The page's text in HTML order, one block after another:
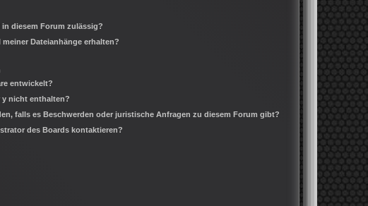
diesem Forum zulässig?
Dateianhänge erhalten?
entwickelt?
y nicht enthalten?
falls es Beschwerden oder juristische Anfragen zu diesem Forum gibt?
des Boards kontaktieren?